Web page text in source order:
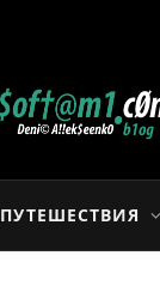
ПУТЕШЕСТВИЯ